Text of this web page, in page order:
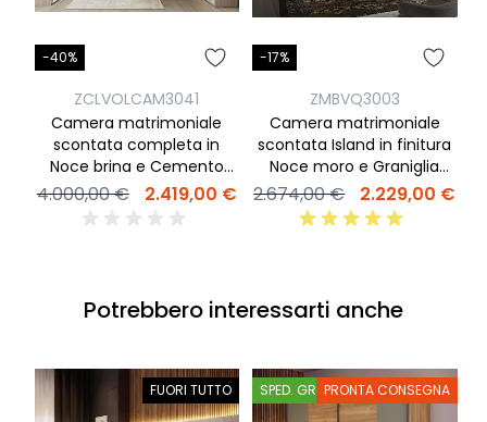
-40%
ZCLVOLCAM3041
Camera matrimoniale
scontata completa in
Noce brina e Cemento
artico
4.000,00 € 2.419,00 €
-17%
ZMBVQ3003
Camera matrimoniale
scontata Island in finitura
Noce moro e Graniglia
chiara
2.674,00 € 2.229,00 €
Potrebbero interessarti anche
FUORI TUTTO SPED. GRATISPRONTA CONSEGNA